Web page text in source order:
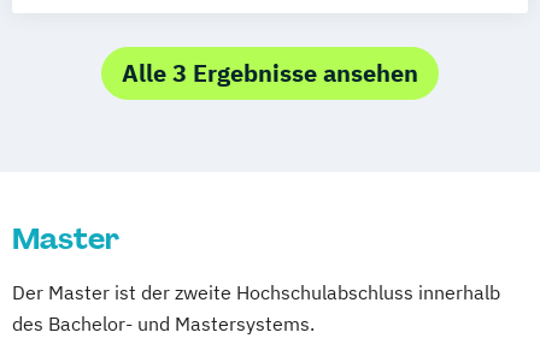
München Bochum Kaiserslautern
Wiesbaden Regenstauf Dresden
Hoyerswerda Magdeburg Ostfildern
Empowerment
Psychosoziale Beratung in Sozialer Arbeit
Alle 3 Ergebnisse ansehen
Master
Der Master ist der zweite Hochschulabschluss innerhalb
des Bachelor- und Mastersystems.